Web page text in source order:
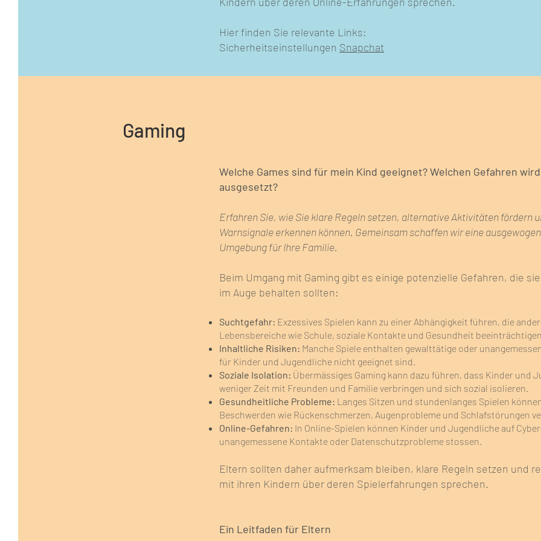
Hier finden Sie relevante Links:
Sicherheitseinstellungen Snapchat
Gaming
Welche Games sind für mein Kind geeignet? Welchen Gefahren
ausgesetzt?
Erfahren Sie, wie Sie klare Regeln setzen, alternative Aktivitäten fördern
Warnsignale erkennen können. Gemeinsam schaffen wir eine
Umgebung für Ihre Familie.
Beim Umgang mit Gaming gibt es einige potenzielle Gefahren, die
im Auge behalten sollten:
Suchtgefahr: Exzessives Spielen kann zu einer Abhängigkeit führen, die
Lebensbereiche wie Schule, soziale Kontakte und Gesundheit
Inhaltliche Risiken: Manche Spiele enthalten gewalttätige oder
für Kinder und Jugendliche nicht geeignet sind.
Soziale Isolation: Übermässiges Gaming kann dazu führen, dass Kinder und
weniger Zeit mit Freunden und Familie verbringen und sich sozial isolieren.
Gesundheitliche Probleme: Langes Sitzen und stundenlanges Spielen
Beschwerden wie Rückenschmerzen, Augenprobleme und Schlafstörungen
Online-Gefahren: In Online-Spielen können Kinder und Jugendliche auf
unangemessene Kontakte oder Datenschutzprobleme stossen.
Eltern sollten daher aufmerksam bleiben, klare Regeln setzen und
mit ihren Kindern über deren Spielerfahrungen sprechen.
Ein Leitfaden für Eltern